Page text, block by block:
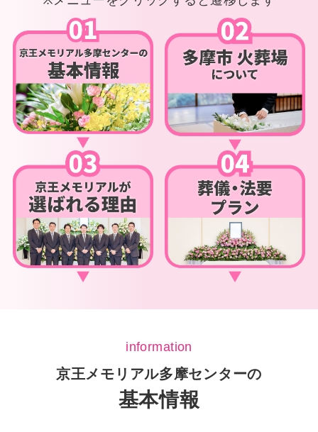
information
京王メモリアル多摩センターの
基本情報